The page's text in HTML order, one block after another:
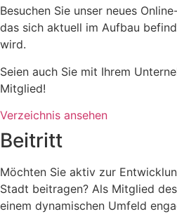
Besuchen Sie unser neues
das sich aktuell im Aufbau
wird.
Seien auch Sie mit Ihrem
Mitglied!
Verzeichnis ansehen
Beitritt
Möchten Sie aktiv zur
Stadt beitragen? Als Mitglied
einem dynamischen Umfeld